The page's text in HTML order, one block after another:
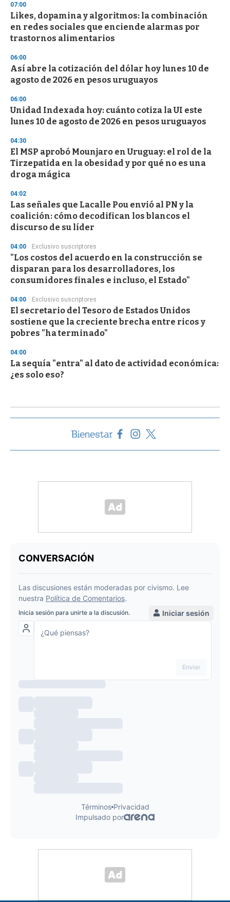
d
s
o
f
3
s
e
c
o
d
s
07:00
Likes, dopamina y algoritmos: la combinación
en redes sociales que enciende alarmas por
trastornos alimentarios
06:00
Así abre la cotización del dólar hoy lunes 10 de
agosto de 2026 en pesos uruguayos
06:00
Unidad Indexada hoy: cuánto cotiza la UI este
lunes 10 de agosto de 2026 en pesos uruguayos
04:30
El MSP aprobó Mounjaro en Uruguay: el rol de la
Tirzepatida en la obesidad y por qué no es una
droga mágica
04:02
Las señales que Lacalle Pou envió al PN y la
coalición: cómo decodifican los blancos el
discurso de su líder
04:00 Exclusivo suscriptores
"Los costos del acuerdo en la construcción se
disparan para los desarrolladores, los
consumidores finales e incluso, el Estado"
04:00 Exclusivo suscriptores
El secretario del Tesoro de Estados Unidos
sostiene que la creciente brecha entre ricos y
pobres "ha terminado"
04:00
La sequía "entra" al dato de actividad económica:
¿es solo eso?